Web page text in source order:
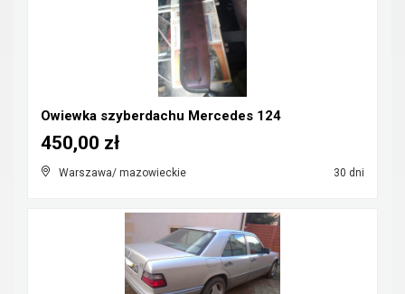
Owiewka szyberdachu Mercedes 124
Warszawa/ mazowieckie 30 dni
450,00 zł